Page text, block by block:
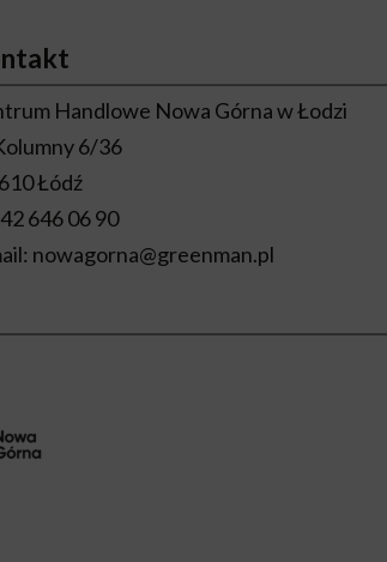
Handlowe Nowa Górna w Łodzi
6/36
Łódź
42 646 06 90
nowagorna@greenman.pl